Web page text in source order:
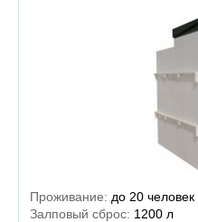
Проживание: до 20 человек
Залповый сброс: 1200 л